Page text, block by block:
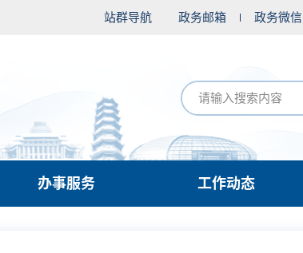
站群导航 政务邮箱 政务微信
办事服务 工作动态